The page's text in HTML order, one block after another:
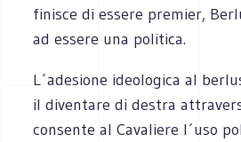
finisce di essere premier,
ad essere una politica.
L´adesione ideologica al
il diventare di destra
consente al Cavaliere l´uso